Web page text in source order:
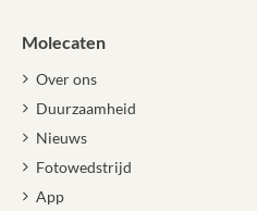
Molecaten
Over ons
Duurzaamheid
Nieuws
Fotowedstrijd
App